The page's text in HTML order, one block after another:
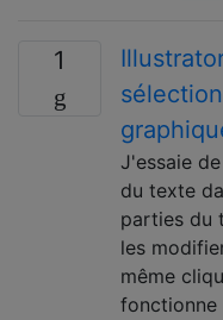
1
J'essaie
du texte
parties du
les
même
fonctionne